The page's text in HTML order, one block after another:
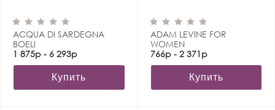
ACQUA DI SARDEGNA
BOELI
1 875р - 6 293р
Купить
ADAM LEVINE FOR
WOMEN
766р - 2 371р
Купить